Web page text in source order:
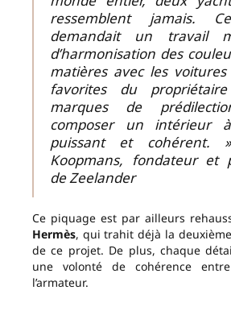
ressemblent jamais.
demandait un travail
d’harmonisation des
matières avec les
favorites du
marques de
composer un intérieur
puissant et cohérent.
Koopmans, fondateur et
de Zeelander
Ce piquage est par ailleurs
Hermès, qui trahit déjà la
de ce projet. De plus, chaque
une volonté de cohérence
l’armateur.